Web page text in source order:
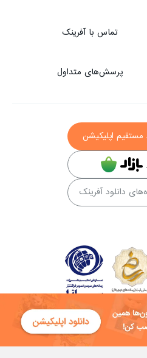
تماس با آفرینک
پرسش‌های متداول
مستقیم اپلیکیشن
دانلود آفرینک
فناوی هفت آسمان توکان تعلق دارد و